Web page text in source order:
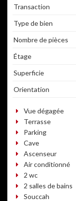
Transaction
Type de bien
Nombre de pièces
Étage
Superficie
Orientation
Vue dégagée
Terrasse
Parking
Cave
Ascenseur
Air conditionné
2 wc
2 salles de bains
Souccah